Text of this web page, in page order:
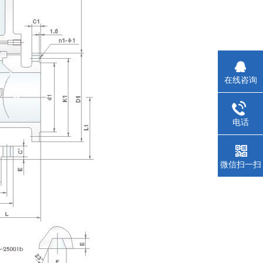
在线咨询
电话
微信扫一扫